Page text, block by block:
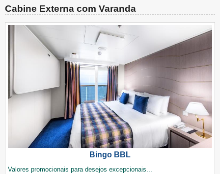
Cabine Externa com Varanda
Bingo BBL
Valores promocionais para desejos excepcionais...